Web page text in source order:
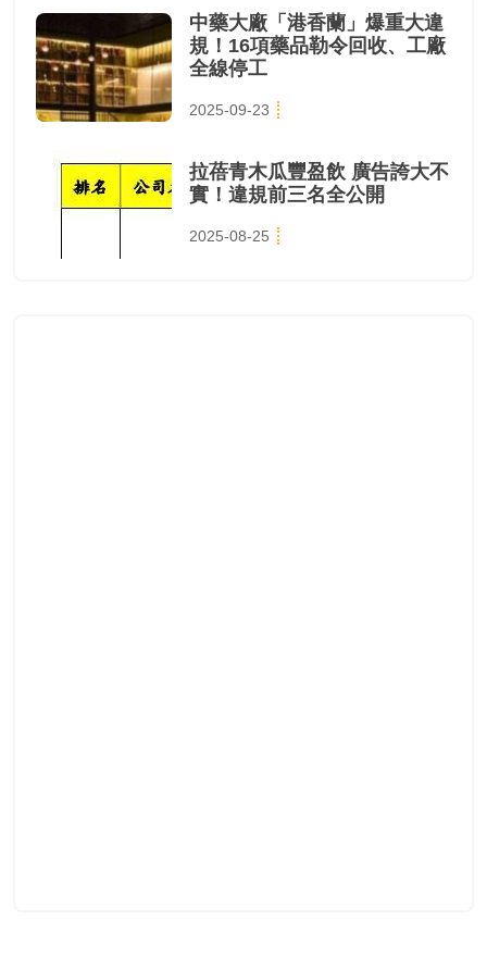
中藥大廠「港香蘭」爆重大違
規！16項藥品勒令回收、工廠
全線停工
2025-09-23
拉蓓青木瓜豐盈飲 廣告誇大不
實！違規前三名全公開
2025-08-25